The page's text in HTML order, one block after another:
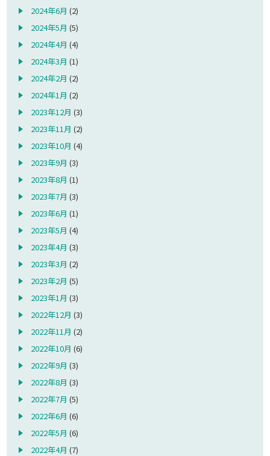
2024年6月 (2)
2024年5月 (5)
2024年4月 (4)
2024年3月 (1)
2024年2月 (2)
2024年1月 (2)
2023年12月 (3)
2023年11月 (2)
2023年10月 (4)
2023年9月 (3)
2023年8月 (1)
2023年7月 (3)
2023年6月 (1)
2023年5月 (4)
2023年4月 (3)
2023年3月 (2)
2023年2月 (5)
2023年1月 (3)
2022年12月 (3)
2022年11月 (2)
2022年10月 (6)
2022年9月 (3)
2022年8月 (3)
2022年7月 (5)
2022年6月 (6)
2022年5月 (6)
2022年4月 (7)